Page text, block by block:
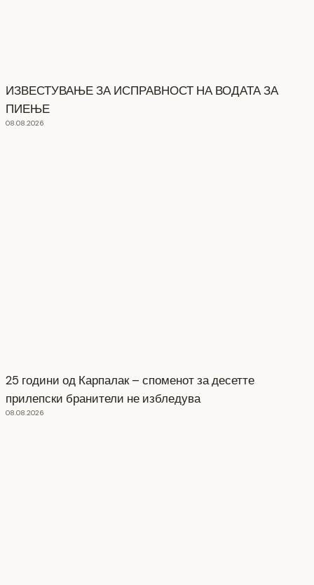
ИЗВЕСТУВАЊЕ ЗА ИСПРАВНОСТ НА ВОДАТА ЗА
ПИЕЊЕ
08.08.2026
25 години од Карпалак – споменот за десетте
прилепски бранители не избледува
08.08.2026